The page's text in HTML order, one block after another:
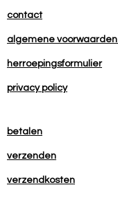
contact
algemene voorwaarden
herroepingsformulier
privacy policy
betalen
verzenden
verzendkosten